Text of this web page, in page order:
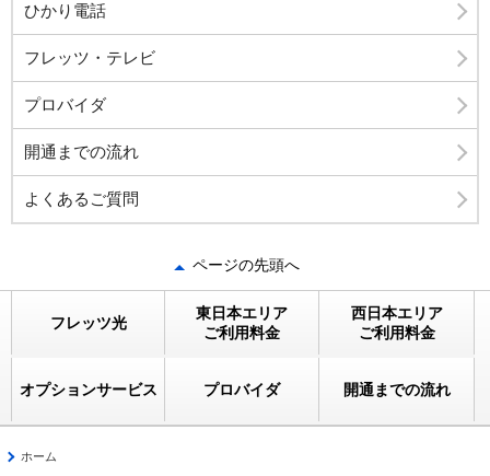
ひかり電話
フレッツ・テレビ
プロバイダ
開通までの流れ
よくあるご質問
ページの先頭へ
フレッツ光
東日本エリア
ご利用料金
西日本エリア
ご利用料金
オプションサービス プロバイダ 開通までの流れ
ホーム